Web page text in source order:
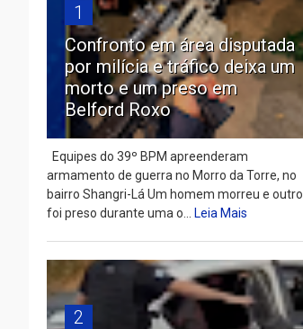
1
Confronto em área disputada
por milícia e tráfico deixa um
morto e um preso em
Belford Roxo
Equipes do 39º BPM apreenderam
armamento de guerra no Morro da Torre, no
bairro Shangri-Lá Um homem morreu e outro
foi preso durante uma o...Leia Mais
2